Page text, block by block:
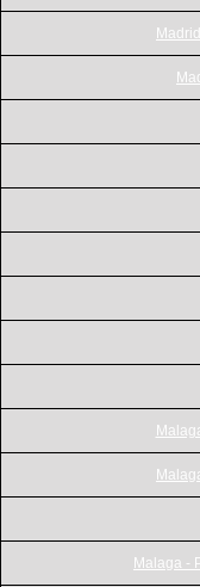
Malaga -